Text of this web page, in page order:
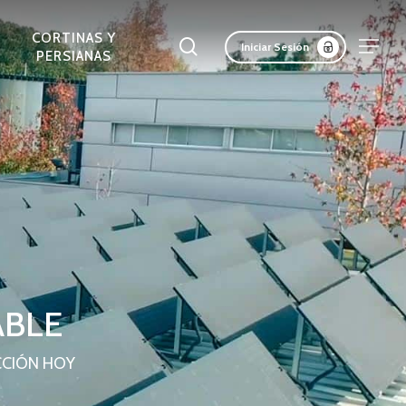
ACÚSTICAS
REV. INTERIORES DE
CORTASOLES
RETICULADOS
PANELES SCREEN
Y
PANELES
FACHADAS DE
MADERA
CORTINAS Y
PERSIANAS
BuscarIniciar Sesión Menu
HOY
Menu